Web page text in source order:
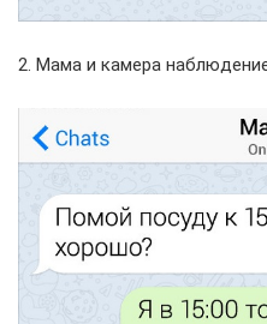
2. Мама и камера